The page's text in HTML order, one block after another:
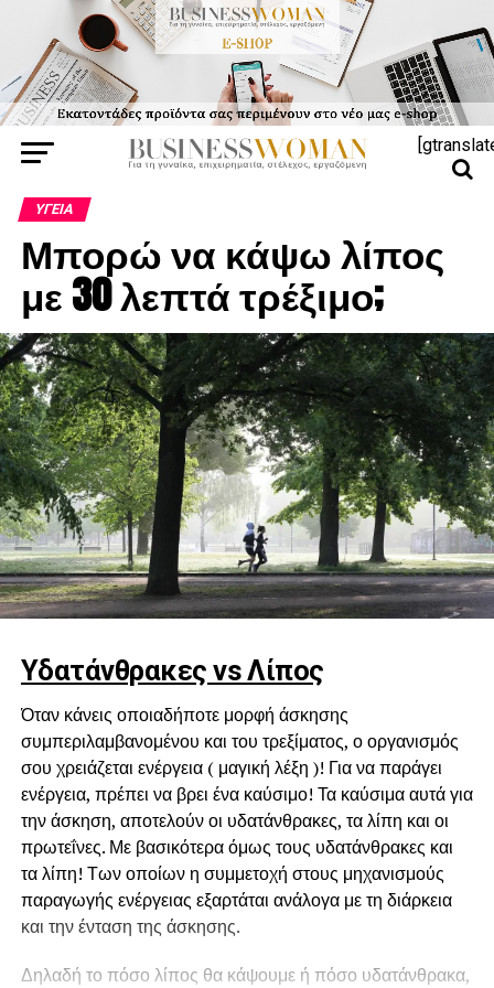
ΥΓΕΊΑ
Μπορώ να κάψω λίπος
με 30 λεπτά τρέξιμο;
Υδατάνθρακεςvs Λίπος
Όταν κάνεις οποιαδήποτε μορφή άσκησης
συμπεριλαμβανομένου και του τρεξίματος, ο οργανισμός
σου χρειάζεται ενέργεια ( μαγική λέξη )! Για να παράγει
ενέργεια, πρέπει να βρει ένα καύσιμο! Τα καύσιμα αυτά για
την άσκηση, αποτελούν οι υδατάνθρακες, τα λίπη και οι
πρωτεΐνες. Με βασικότερα όμως τους υδατάνθρακες και
τα λίπη! Των οποίων η συμμετοχή στους μηχανισμούς
παραγωγής ενέργειας εξαρτάται ανάλογα με τη διάρκεια
και την ένταση της άσκησης.
Δηλαδή το πόσο λίπος θα κάψουμε ή πόσο υδατάνθρακα,